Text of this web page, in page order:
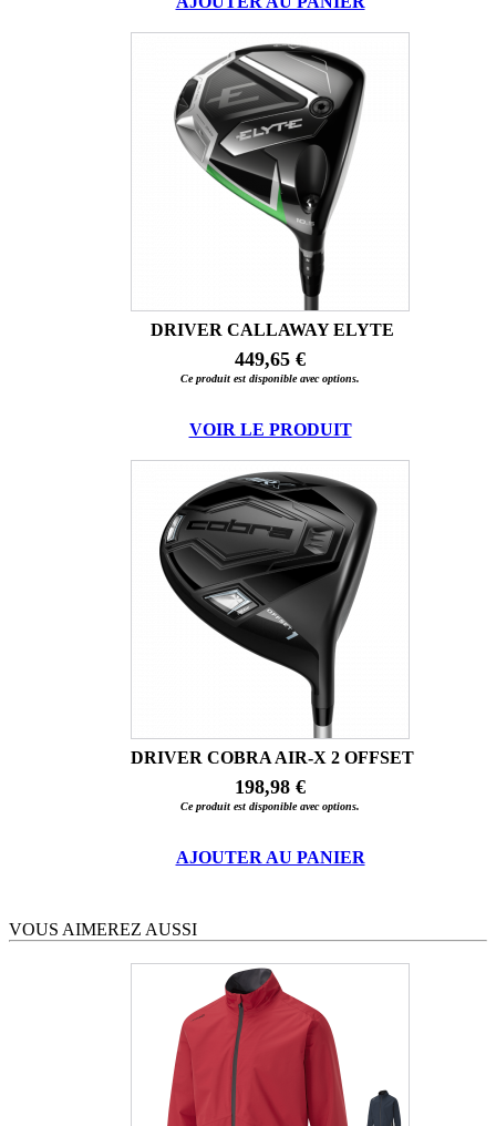
DRIVER CALLAWAY ELYTE
449,65 €
Ce produit est disponible avec options.
VOIR LE PRODUIT
DRIVER COBRA AIR-X 2 OFFSET
198,98 €
Ce produit est disponible avec options.
AJOUTER AU PANIER
VOUS AIMEREZ AUSSI